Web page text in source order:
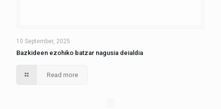
10 September, 2025
Bazkideen ezohiko batzar nagusia deialdia
Read more